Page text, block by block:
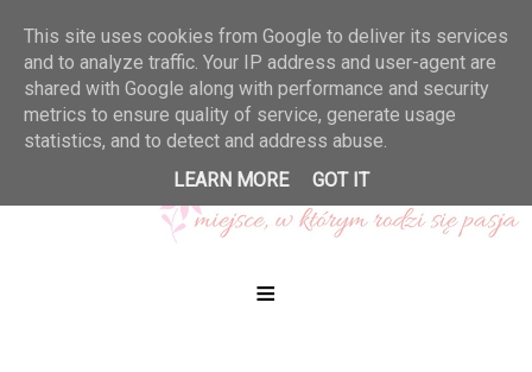
≡
This site uses cookies from Google to deliver its services
and to analyze traffic. Your IP address and user-agent are
shared with Google along with performance and security
metrics to ensure quality of service, generate usage
statistics, and to detect and address abuse.
LEARN MORE
GOT IT